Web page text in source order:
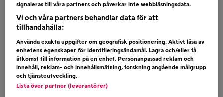
signaleras till våra partners och påverkar inte webbläsningsdata.
Vi och våra partners behandlar data för att
tillhandahålla:
Använda exakta uppgifter om geografisk positionering. Aktivt läsa av
enhetens egenskaper för identifieringsändamål. Lagra och/eller få
åtkomst till information på en enhet. Personanpassad reklam och
innehåll, reklam- och innehållsmätning, forskning angående målgrupp
och tjänsteutveckling.
Lista över partner (leverantörer)